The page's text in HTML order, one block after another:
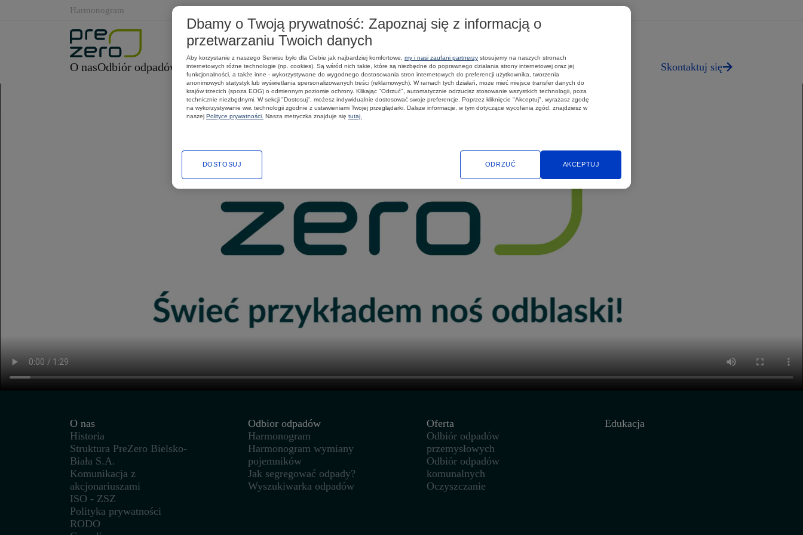
Harmonogram
O nasOdbiór odpadów OfertaKarieraAktualnościEdukacjaKontakt Skontaktuj się
Z początkiem grudnia do miasta Bielsko-Biała zawitał Święty Mikołaj, aby podarować jego mieszkańcom najcenniejszy prezent ? bezpieczeństwo.
Wydarzeniu towarzyszyła magiczna atmosfera, a wszystko za sprawą świątecznej śmieciarki, którą Mikołaj poruszał się na terenie miasta. Mamy nadzieję, że dzięki tej inicjatywie mieszkańcy Bielska-Białej będą
bardziej widoczni i bezpieczni na drogach po zmroku ?
Poczujcie magię świąt i zobaczcie krótki filmik podsumowujący akcję! ❄️?
O nas
Historia
Struktura PreZero Bielsko-
Biała S.A.
Komunikacja z
akcjonariuszami
ISO - ZSZ
Polityka prywatności
RODO
Odbior odpadów
Harmonogram
Harmonogram wymiany
pojemników
Jak segregować odpady?
Wyszukiwarka odpadów
Oferta
Odbiór odpadów
przemysłowych
Odbiór odpadów
komunalnych
Oczyszczanie
Edukacja
Dbamy o Twoją prywatność: Zapoznaj się z informacją o
przetwarzaniu Twoich danych
Aby korzystanie z naszego Serwisu było dla Ciebie jak najbardziej komfortowe, my i nasi zaufani partnerzy stosujemy na naszych stronach
internetowych różne technologie (np. cookies). Są wśród nich takie, które są niezbędne do poprawnego działania strony internetowej oraz jej
funkcjonalności, a także inne - wykorzystywane do wygodnego dostosowania stron internetowych do preferencji użytkownika, tworzenia
anonimowych statystyk lub wyświetlania spersonalizowanych treści (reklamowych). W ramach tych działań, może mieć miejsce transfer danych do
krajów trzecich (spoza EOG) o odmiennym poziomie ochrony. Klikając "Odrzuć", automatycznie odrzucisz stosowanie wszystkich technologii, poza
technicznie niezbędnymi. W sekcji "Dostosuj", możesz indywidualnie dostosować swoje preferencje. Poprzez kliknięcie "Akceptuj", wyrażasz zgodę
na wykorzystywanie ww. technologii zgodnie z ustawieniami Twojej przeglądarki. Dalsze informacje, w tym dotyczące wycofania zgód, znajdziesz w
naszej Polityce prywatności. Nasza metryczka znajduje się tutaj.
ODRZUĆ AKCEPTUJ
DOSTOSUJ